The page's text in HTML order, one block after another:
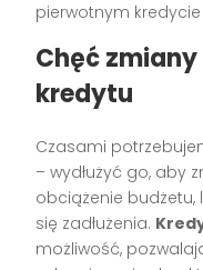
pierwotnym
Chęć
kredytu
Czasami
– wydłużyć go, aby
obciążenie budżetu,
się zadłużenia.
możliwość,